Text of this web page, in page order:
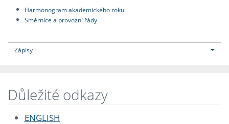
Harmonogram akademického roku
Směrnice a provozní řády
Zápisy
Důležité odkazy
ENGLISH